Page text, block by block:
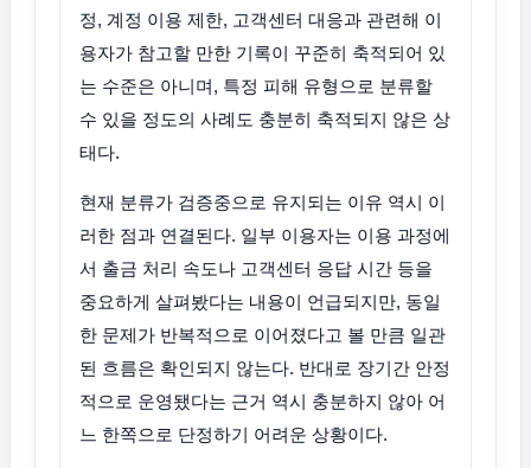
정, 계정 이용 제한, 고객센터 대응과 관련해 이
용자가 참고할 만한 기록이 꾸준히 축적되어 있
는 수준은 아니며, 특정 피해 유형으로 분류할
수 있을 정도의 사례도 충분히 축적되지 않은 상
태다.
현재 분류가 검증중으로 유지되는 이유 역시 이
러한 점과 연결된다. 일부 이용자는 이용 과정에
서 출금 처리 속도나 고객센터 응답 시간 등을
중요하게 살펴봤다는 내용이 언급되지만, 동일
한 문제가 반복적으로 이어졌다고 볼 만큼 일관
된 흐름은 확인되지 않는다. 반대로 장기간 안정
적으로 운영됐다는 근거 역시 충분하지 않아 어
느 한쪽으로 단정하기 어려운 상황이다.